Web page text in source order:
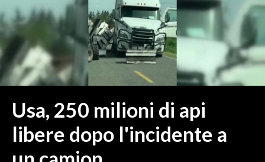
ORISTANO E PROVINCIA
SASSARI E PROVINCIA
GALLURA
NUORO E PROVINCIA
OGLIASTRA
CRONACA
ITALIA
MONDO
Usa, 250 milioni di api
libere dopo l'incidente a